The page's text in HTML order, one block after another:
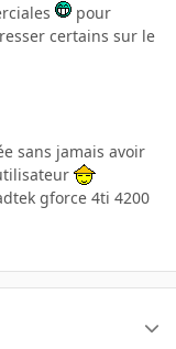
pour
certains sur le
sans jamais avoir
gforce 4ti 4200